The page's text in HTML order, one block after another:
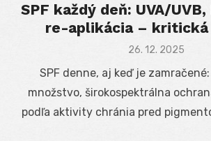
SPF každý deň: UVA/
re-aplikácia – kritická
Posted
26. 12. 2025
SPF denne, aj keď je
množstvo, širokospektrálna
podľa aktivity chránia pred